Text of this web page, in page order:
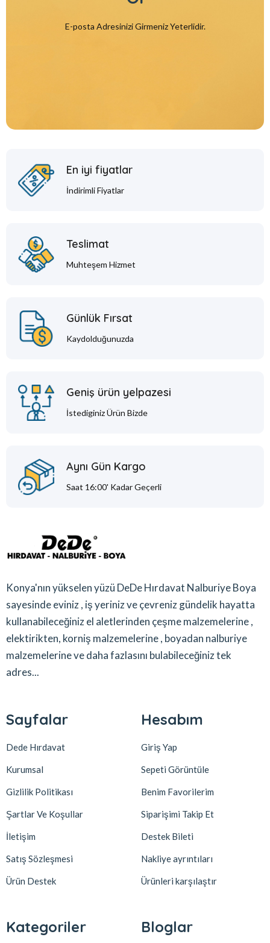
E-posta Adresinizi Girmeniz Yeterlidir.
En iyi fiyatlar
İndirimli Fiyatlar
Teslimat
Muhteşem Hizmet
Günlük Fırsat
Kaydolduğunuzda
Geniş ürün yelpazesi
İstediginiz Ürün Bizde
Aynı Gün Kargo
Saat 16:00' Kadar Geçerli
Konya'nın yükselen yüzü DeDe Hırdavat Nalburiye Boya
sayesinde eviniz , iş yeriniz ve çevreniz gündelik hayatta
kullanabileceğiniz el aletlerinden çeşme malzemelerine ,
elektirikten, korniş malzemelerine , boyadan nalburiye
malzemelerine ve daha fazlasını bulabileceğiniz tek
adres...
Sayfalar
Dede Hırdavat
Kurumsal
Gizlilik Politikası
Şartlar Ve Koşullar
İletişim
Satış Sözleşmesi
Ürün Destek
Hesabım
Giriş Yap
Sepeti Görüntüle
Benim Favorilerim
Siparişimi Takip Et
Destek Bileti
Nakliye ayrıntıları
Ürünleri karşılaştır
Kategoriler Bloglar